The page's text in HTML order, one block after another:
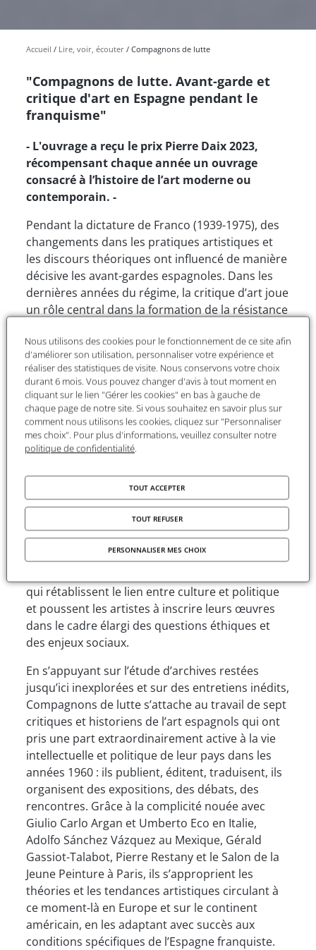
Accueil Lire, voir, écouter Compagnons de lutte
"Compagnons de lutte. Avant-garde et
critique d'art en Espagne pendant le
franquisme"
- L'ouvrage a reçu le prix Pierre Daix 2023,
récompensant chaque année un ouvrage
consacré à l’histoire de l’art moderne ou
contemporain. -
Pendant la dictature de Franco (1939-1975), des
changements dans les pratiques artistiques et
les discours théoriques ont influencé de manière
décisive les avant-gardes espagnoles. Dans les
dernières années du régime, la critique d’art joue
un rôle central dans la formation de la résistance
analyse pionnière des débats esthétiques et
idéologiques en Espagne dans le contexte
transnational de la guerre froide. Basé sur des
documents d’archives inédits, l’ouvrage
Compagnons de luttefait découvrir les milieux
artistiques et intellectuels de gauche livrant
bataille contre le franquisme.
Dans l'Espagne de la période du franquisme
tardif (1957-1975), les critiques d’art jouent un
rôle essentiel dans les mouvements de
contestation qui agitent une société alors en
pleine mutation. Contre la doctrine d’un art
moderne autonome et dépolitisé prônée par le
qui rétablissent le lien entre culture et politique
et poussent les artistes à inscrire leurs œuvres
dans le cadre élargi des questions éthiques et
des enjeux sociaux.
En s’appuyant sur l’étude d’archives restées
jusqu’ici inexplorées et sur des entretiens inédits,
Compagnons de lutte s’attache au travail de sept
critiques et historiens de l’art espagnols qui ont
pris une part extraordinairement active à la vie
intellectuelle et politique de leur pays dans les
années 1960 : ils publient, éditent, traduisent, ils
organisent des expositions, des débats, des
rencontres. Grâce à la complicité nouée avec
Giulio Carlo Argan et Umberto Eco en Italie,
Adolfo Sánchez Vázquez au Mexique, Gérald
Gassiot-Talabot, Pierre Restany et le Salon de la
Jeune Peinture à Paris, ils s’approprient les
théories et les tendances artistiques circulant à
ce moment-là en Europe et sur le continent
américain, en les adaptant avec succès aux
conditions spécifiques de l’Espagne franquiste.
Nous utilisons des cookies pour le fonctionnement de ce site afin
d'améliorer son utilisation, personnaliser votre expérience et
réaliser des statistiques de visite. Nous conservons votre choix
durant 6 mois. Vous pouvez changer d'avis à tout moment en
cliquant sur le lien "Gérer les cookies" en bas à gauche de
chaque page de notre site. Si vous souhaitez en savoir plus sur
comment nous utilisons les cookies, cliquez sur "Personnaliser
mes choix". Pour plus d'informations, veuillez consulter notre
politique de confidentialité.
TOUT ACCEPTER
TOUT REFUSER
PERSONNALISER MES CHOIX